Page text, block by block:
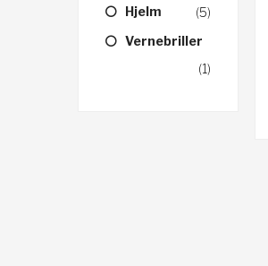
Hjelm
(5)
Vernebriller
(1)